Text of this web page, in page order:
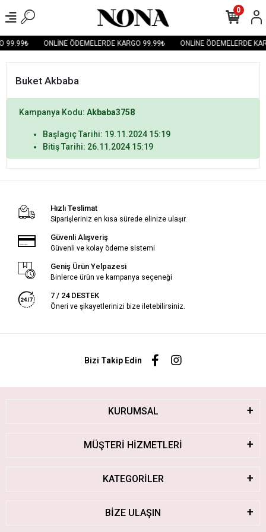
99.99₺ ONLİNE ÖDEMELERDE KARGO 99.99₺ ONLİNE ÖDEMELERDE
0
Buket Akbaba
Kampanya Kodu: Akbaba3758
Başlagıç Tarihi: 19.11.2024 15:19
Bitiş Tarihi: 26.11.2024 15:19
Hızlı Teslimat
Siparişleriniz en kısa sürede elinize ulaşır.
Güvenli Alışveriş
Güvenli ve kolay ödeme sistemi
Geniş Ürün Yelpazesi
Binlerce ürün ve kampanya seçeneği
7 / 24 DESTEK
Öneri ve şikayetlerinizi bize iletebilirsiniz.
Bizi Takip Edin
KURUMSAL
MÜŞTERİ HİZMETLERİ
KATEGORİLER
BİZE ULAŞIN